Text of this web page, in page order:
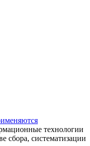
технологии
сбора, систематизации